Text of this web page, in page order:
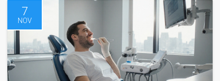
7
NOV